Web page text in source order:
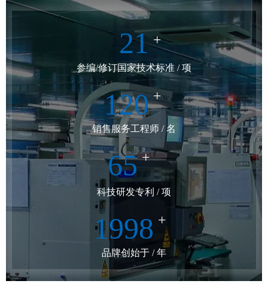
21 +
参编/修订国家技术标准 / 项
120 +
销售服务工程师 / 名
65 +
科技研发专利 / 项
1998 +
品牌创始于 / 年